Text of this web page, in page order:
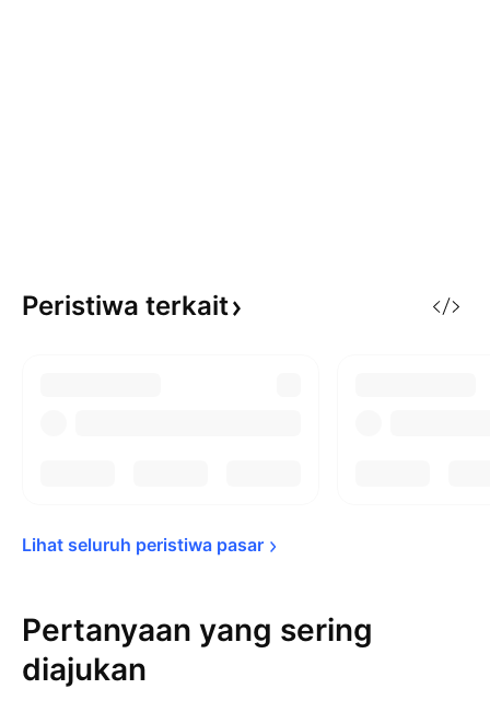
Peristiwa terkait
Lihat seluruh peristiwa pasar
Pertanyaan yang sering
diajukan